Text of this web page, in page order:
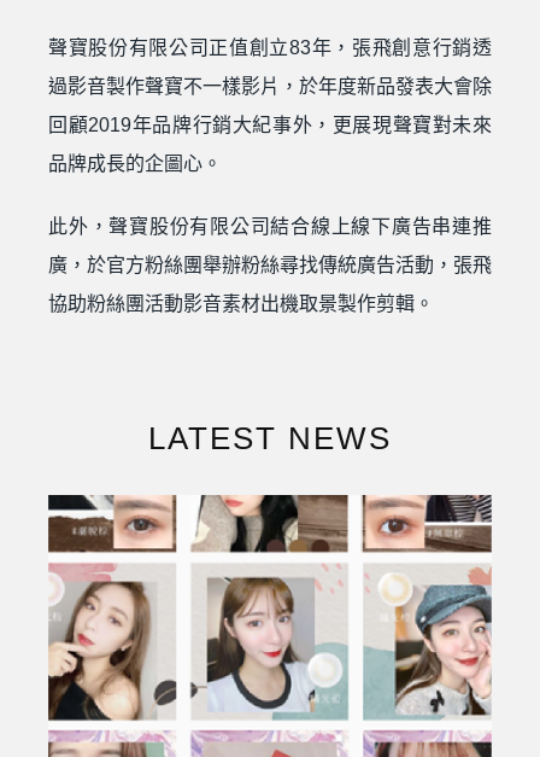
聲寶股份有限公司正值創立83年，張飛創意行銷透
過影音製作聲寶不一樣影片，於年度新品發表大會除
回顧2019年品牌行銷大紀事外，更展現聲寶對未來
品牌成長的企圖心。
此外，聲寶股份有限公司結合線上線下廣告串連推
廣，於官方粉絲團舉辦粉絲尋找傳統廣告活動，張飛
協助粉絲團活動影音素材出機取景製作剪輯。
LATEST NEWS